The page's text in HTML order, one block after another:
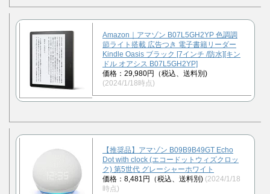
Amazon｜アマゾン B07L5GH2YP 色調調
節ライト搭載 広告つき 電子書籍リーダー
Kindle Oasis ブラック [7インチ /防水][キン
ドル オアシス B07L5GH2YP]
価格：29,980円（税込、送料別)
(2024/1/18時点)
【推奨品】アマゾン B09B9B49GT Echo
Dot with clock (エコードットウィズクロッ
ク) 第5世代 グレーシャーホワイト
価格：8,481円（税込、送料別) (2024/1/18
時点)